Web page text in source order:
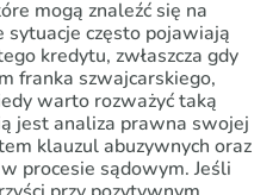
mogą znaleźć się na
sytuacje często pojawiają
kredytu, zwłaszcza gdy
franka szwajcarskiego,
warto rozważyć taką
jest analiza prawna swojej
klauzul abuzywnych oraz
procesie sądowym. Jeśli